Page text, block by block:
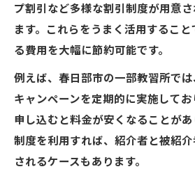
プ割引など多様な割引制度が用意
ます。これらをうまく活用するこ
る費用を大幅に節約可能です。
例えば、春日部市の一部教習所で
キャンペーンを定期的に実施して
申し込むと料金が安くなることが
制度を利用すれば、紹介者と被紹
されるケースもあります。